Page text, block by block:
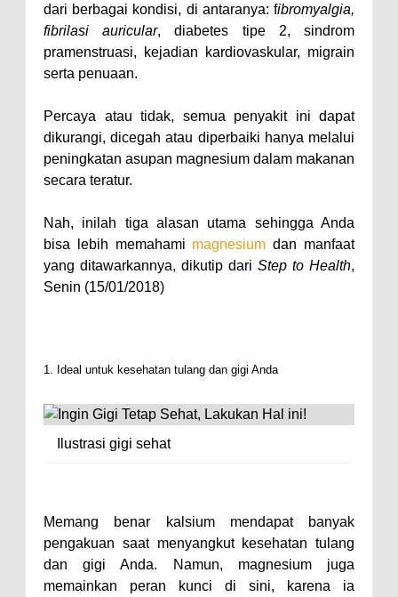
dari berbagai kondisi, di antaranya: fibromyalgia,
fibrilasi auricular, diabetes tipe 2, sindrom
pramenstruasi, kejadian kardiovaskular, migrain
serta penuaan.
Percaya atau tidak, semua penyakit ini dapat
dikurangi, dicegah atau diperbaiki hanya melalui
peningkatan asupan magnesium dalam makanan
secara teratur.
Nah, inilah tiga alasan utama sehingga Anda
bisa lebih memahami magnesium dan manfaat
yang ditawarkannya, dikutip dari Step to Health,
Senin (15/01/2018)
1. Ideal untuk kesehatan tulang dan gigi Anda
Ilustrasi gigi sehat
Memang benar kalsium mendapat banyak
pengakuan saat menyangkut kesehatan tulang
dan gigi Anda. Namun, magnesium juga
memainkan peran kunci di sini, karena ia